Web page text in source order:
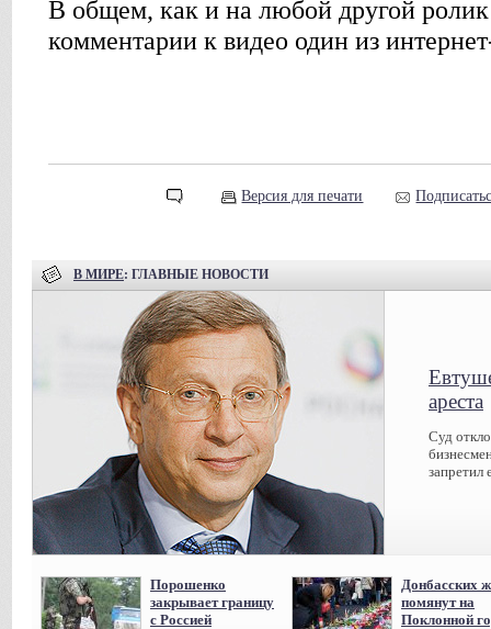
В общем, как и на любой другой
комментарии к видео один из
Версия для печати
В МИРЕ: ГЛАВНЫЕ НОВОСТИ
ареста
Суд
запретил
Порошенко
закрывает границу
с Россией
Донбасских
помянут на
Поклонной